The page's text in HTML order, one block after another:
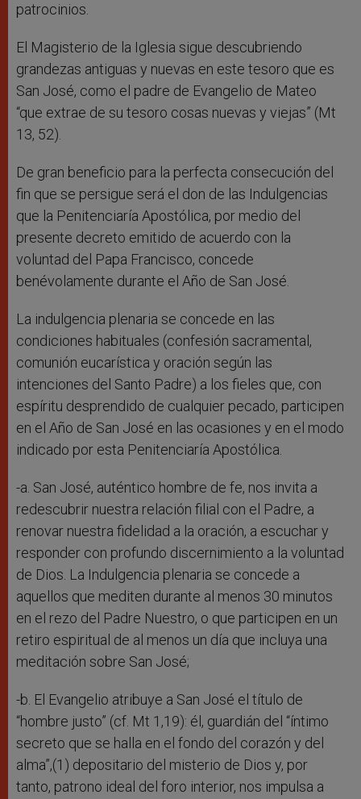
patrocinios.
El Magisterio de la Iglesia sigue descubriendo
grandezas antiguas y nuevas en este tesoro que es
San José, como el padre de Evangelio de Mateo
“que extrae de su tesoro cosas nuevas y viejas” (Mt
13, 52).
De gran beneficio para la perfecta consecución del
fin que se persigue será el don de las Indulgencias
que la Penitenciaría Apostólica, por medio del
presente decreto emitido de acuerdo con la
voluntad del Papa Francisco, concede
benévolamente durante el Año de San José.
La indulgencia plenaria se concede en las
condiciones habituales (confesión sacramental,
comunión eucarística y oración según las
intenciones del Santo Padre) a los fieles que, con
espíritu desprendido de cualquier pecado, participen
en el Año de San José en las ocasiones y en el modo
indicado por esta Penitenciaría Apostólica.
-a. San José, auténtico hombre de fe, nos invita a
redescubrir nuestra relación filial con el Padre, a
renovar nuestra fidelidad a la oración, a escuchar y
responder con profundo discernimiento a la voluntad
de Dios. La Indulgencia plenaria se concede a
aquellos que mediten durante al menos 30 minutos
en el rezo del Padre Nuestro, o que participen en un
retiro espiritual de al menos un día que incluya una
meditación sobre San José;
-b. El Evangelio atribuye a San José el título de
“hombre justo” (cf. Mt 1,19): él, guardián del “íntimo
secreto que se halla en el fondo del corazón y del
alma”,(1) depositario del misterio de Dios y, por
tanto, patrono ideal del foro interior, nos impulsa a